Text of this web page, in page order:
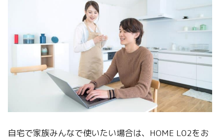
自宅で家族みんなで使いたい場合は、HOME L02をお